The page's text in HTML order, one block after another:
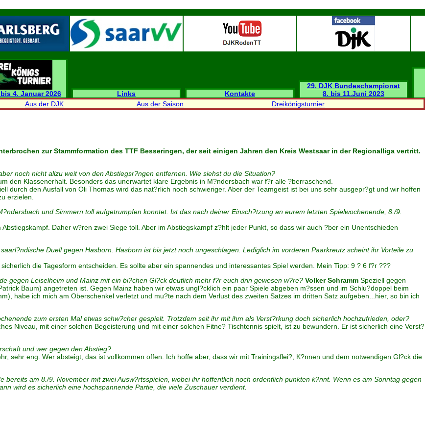
4. Januar 2026 Links Kontakte
29. DJK Bundeschampionat
8. bis 11.Juni 2023
Aus der DJK Aus der Saison Dreikönigsturnier
zur Stammformation des TTF Besseringen, der seit einigen Jahren den Kreis Westsaar in der Regionalliga vertritt.
noch nicht allzu weit von den Abstiegsr?ngen entfernen. Wie siehst du die Situation?
den Klassenerhalt. Besonders das unerwartet klare Ergebnis in M?ndersbach war f?r alle ?berraschend.
durch den Ausfall von Oli Thomas wird das nat?rlich noch schwieriger. Aber der Teamgeist ist bei uns sehr ausgepr?gt und wir hoffen
erzielen.
und Simmern toll aufgetrumpfen konntet. Ist das nach deiner Einsch?tzung an eurem letzten Spielwochenende, 8./9.
Daher w?ren zwei Siege toll. Aber im Abstiegskampf z?hlt jeder Punkt, so dass wir auch ?ber ein Unentschieden
Duell gegen Hasborn. Hasborn ist bis jetzt noch ungeschlagen. Lediglich im vorderen Paarkreutz scheint ihr Vorteile zu
die Tagesform entscheiden. Es sollte aber ein spannendes und interessantes Spiel werden. Mein Tipp: 9 ? 6 f?r ???
gegen Leiselheim und Mainz mit ein bi?chen Gl?ck deutlich mehr f?r euch drin gewesen w?re? Volker Schramm Speziell gegen
Baum) angetreten ist. Gegen Mainz haben wir etwas ungl?cklich ein paar Spiele abgeben m?ssen und im Schlu?doppel beim
habe ich mich am Oberschenkel verletzt und mu?te nach dem Verlust des zweiten Satzes im dritten Satz aufgeben...hier, so bin ich
zum ersten Mal etwas schw?cher gespielt. Trotzdem seit ihr mit ihm als Verst?rkung doch sicherlich hochzufrieden, oder?
Niveau, mit einer solchen Begeisterung und mit einer solchen Fitne? Tischtennis spielt, ist zu bewundern. Er ist sicherlich eine Verst?
und wer gegen den Abstieg?
sehr eng. Wer absteigt, das ist vollkommen offen. Ich hoffe aber, dass wir mit Trainingsflei?, K?nnen und dem notwendigen Gl?ck die
bereits am 8./9. November mit zwei Ausw?rtsspielen, wobei ihr hoffentlich noch ordentlich punkten k?nnt. Wenn es am Sonntag gegen
wird es sicherlich eine hochspannende Partie, die viele Zuschauer verdient.